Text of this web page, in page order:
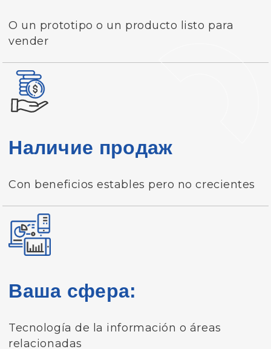
O un prototipo o un producto listo para
vender
Наличие продаж
Con beneficios estables pero no crecientes
Ваша сфера:
Tecnología de la información o áreas
relacionadas